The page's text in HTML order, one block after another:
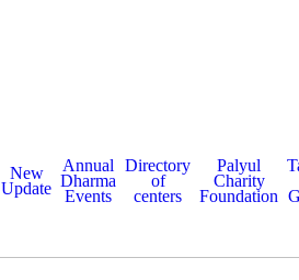
New
Update
Annual
Dharma
Events
Directory
of
centers
Palyul
Charity
Foundation